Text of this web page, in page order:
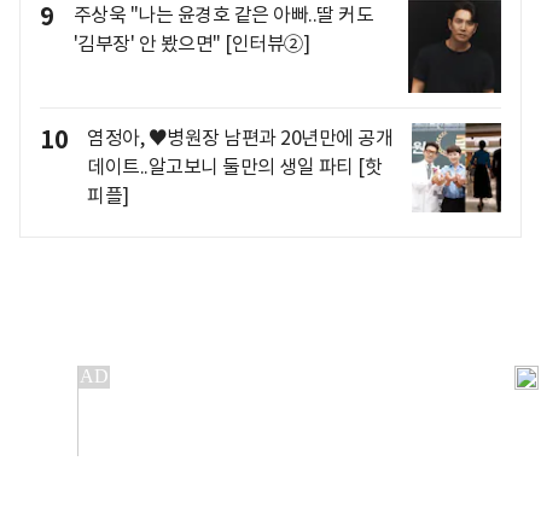
9
주상욱 "나는 윤경호 같은 아빠..딸 커도
'김부장' 안 봤으면" [인터뷰②]
10
염정아, ♥병원장 남편과 20년만에 공개
데이트..알고보니 둘만의 생일 파티 [핫
피플]